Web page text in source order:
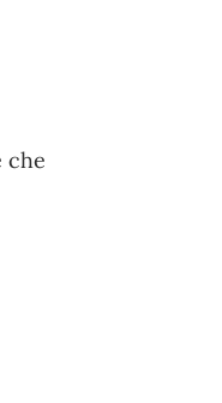
che